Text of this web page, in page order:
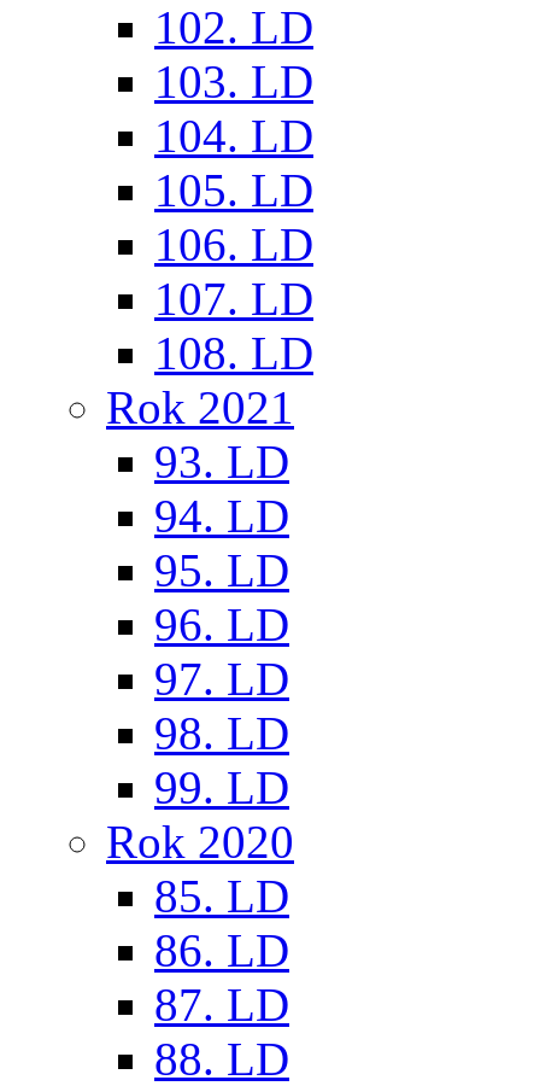
102. LD
103. LD
104. LD
105. LD
106. LD
107. LD
108. LD
Rok 2021
93. LD
94. LD
95. LD
96. LD
97. LD
98. LD
99. LD
Rok 2020
85. LD
86. LD
87. LD
88. LD